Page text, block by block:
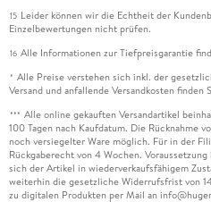
15 Leider können wir die Echtheit der
Einzelbewertungen nicht prüfen.
16 Alle Informationen zur Tiefpreisgarantie
* Alle Preise verstehen sich inkl. der
Versand und anfallende Versandkosten finden
*** Alle online gekauften Versandartikel
100 Tagen nach Kaufdatum. Die Rücknahme
noch versiegelter Ware möglich. Für in der
Rückgaberecht von 4 Wochen.
sich der Artikel in wiederverkaufsfähigem
weiterhin die gesetzliche Widerrufsfrist von
zu digitalen Produkten per Mail an